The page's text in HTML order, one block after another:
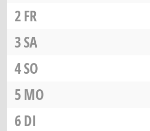
2FR
3SA
4SO
5MO
6DI